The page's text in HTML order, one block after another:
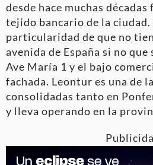
desde hace muchas
tejido bancario de la
particularidad de que no
avenida de España si no
Ave María 1 y el bajo
fachada. Leontur es una de
consolidadas tanto en
y lleva operando en la